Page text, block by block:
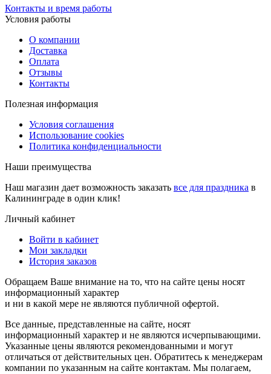
Контакты и время работы
Условия работы
О компании
Доставка
Оплата
Отзывы
Контакты
Полезная информация
Условия соглашения
Использование cookies
Политика конфиденциальности
Наши преимущества
Наш магазин дает возможность заказать все для праздника в
Калининграде в один клик!
Личный кабинет
Войти в кабинет
Мои закладки
История заказов
Обращаем Ваше внимание на то, что на сайте цены носят
информационный характер
и ни в какой мере не являются публичной офертой.
Все данные, представленные на сайте, носят
информационный характер и не являются исчерпывающими.
Указанные цены являются рекомендованными и могут
отличаться от действительных цен. Обратитесь к менеджерам
компании по указанным на сайте контактам. Мы полагаем,